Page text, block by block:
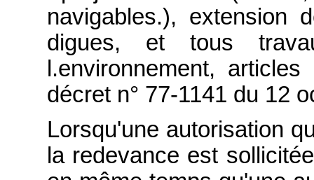
navigables.), extension
digues, et tous
l.environnement,
décret n° 77-1141 du 12
Lorsqu'une autorisation
la redevance est